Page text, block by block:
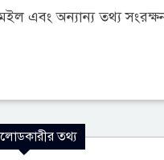
এবং অন্যান্য তথ্য
তথ্য